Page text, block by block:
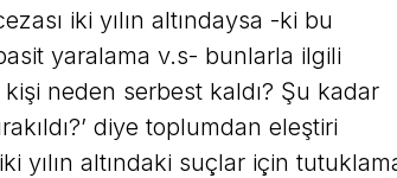
iki yılın altındaysa -ki bu
yaralama v.s- bunlarla ilgili
neden serbest kaldı? Şu kadar
diye toplumdan eleştiri
yılın altındaki suçlar için